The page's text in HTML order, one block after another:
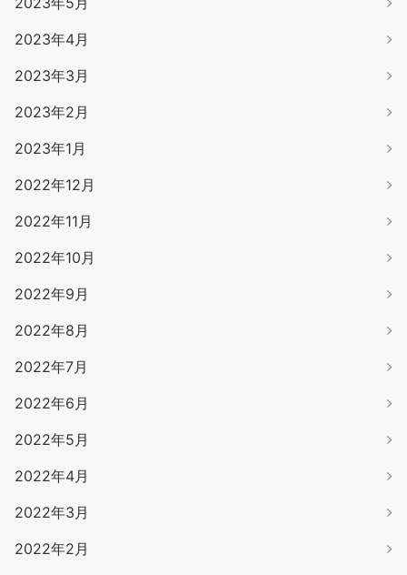
2023年4月
2023年3月
2023年2月
2023年1月
2022年12月
2022年11月
2022年10月
2022年9月
2022年8月
2022年7月
2022年6月
2022年5月
2022年4月
2022年3月
2022年2月